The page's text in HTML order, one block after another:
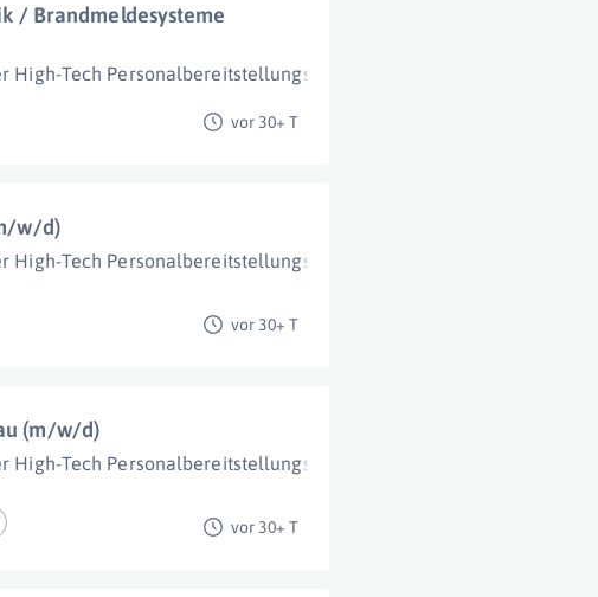
/ Brandmeldesysteme
High-Tech Personalbereitstellungs- und technische Dienstleistungsge
vor 30+ T
w/d)
High-Tech Personalbereitstellungs- und technische Dienstleistungsge
vor 30+ T
(m/w/d)
High-Tech Personalbereitstellungs- und technische Dienstleistungsge
vor 30+ T